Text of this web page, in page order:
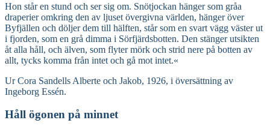
Hon står en stund och ser sig om. Snötjockan hänger som gråa
draperier omkring den av ljuset övergivna världen, hänger över
Byfjällen och döljer dem till hälften, står som en svart vägg väster ut
i fjorden, som en grå dimma i Sörfjärdsbotten. Den stänger utsikten
åt alla håll, och älven, som flyter mörk och strid nere på botten av
allt, tycks komma från intet och gå mot intet.«
Ur Cora Sandells Alberte och Jakob, 1926, i översättning av
Ingeborg Essén.
Håll ögonen på minnet